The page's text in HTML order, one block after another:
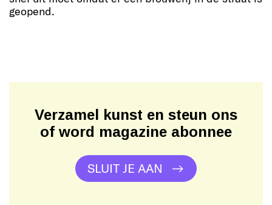
geopend.
Verzamel kunst en steun ons
of word magazine abonnee
SLUIT JE AAN